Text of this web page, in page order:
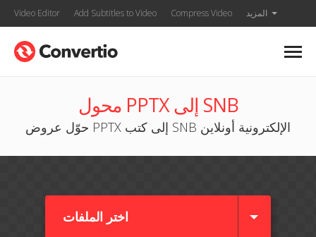
Video Editor Add Subtitles to Video Compress Video المزيد
محول PPTX إلى SNB
حوّل عروض PPTX إلى كتب SNB الإلكترونية أونلاين
اختر الملفات